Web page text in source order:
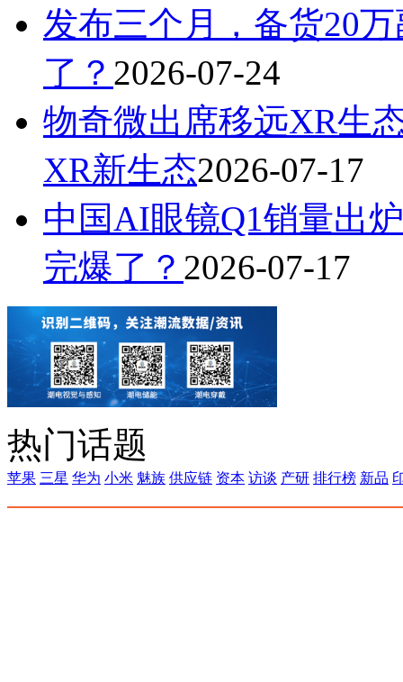
发布三个月，备货20
了？ 2026-07-24
物奇微出席移远XR生
XR新生态2026-07-17
中国AI眼镜Q1销量出
完爆了？ 2026-07-17
热门话题
苹果 三星 华为 小米 魅族 供应链 资本 访谈 产研 排行榜 新品